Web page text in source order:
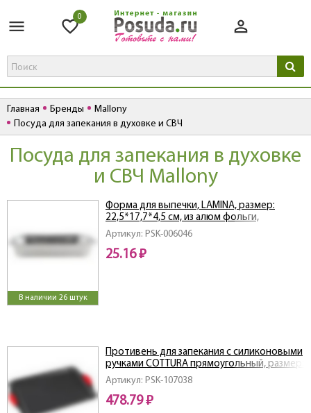
0
Главная Бренды
Mallony
Посуда для запекания в духовке и СВЧ
Посуда для запекания в духовке
и СВЧ Mallony
В наличии 26 штук
Артикул: PSK-006046
Форма для выпечки, LAMINA, размер:
22,5*17,7*4,5 см, из алюм фольги,
прямоугольная, одноразовая
25.16 ₽
Артикул: PSK-107038
Противень для запекания с силиконовыми
ручками COTTURA прямоугольный, размер:
40*26*1,5 см
478.79 ₽